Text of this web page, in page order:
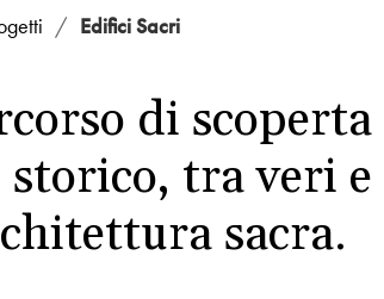
/ Edifici Sacri
di
tra veri
sacra.